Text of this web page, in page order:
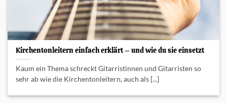
Kirchentonleitern einfach erklärt – und wie du sie einsetzt
Kaum ein Thema schreckt Gitarristinnen und Gitarristen so
sehr ab wie die Kirchentonleitern, auch als [...]